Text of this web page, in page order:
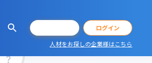
ログイン
人材をお探しの企業様はこちら